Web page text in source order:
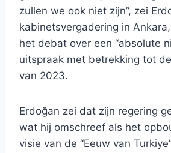
zullen we ook niet zijn”, zei
kabinetsvergadering in
het debat over een “absolute
uitspraak met betrekking tot
van 2023.
Erdoğan zei dat zijn regering
wat hij omschreef als het
visie van de “Eeuw van